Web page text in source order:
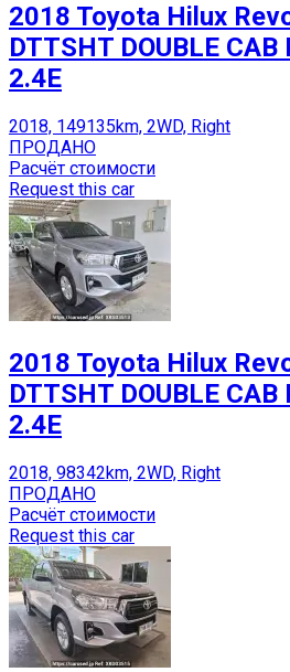
2018 Toyota Hilux
DTTSHT DOUBLE CAB
2.4E
2018, 149135km, 2WD, Right
ПРОДАНО
Расчёт стоимости
Request this car
2018 Toyota Hilux
DTTSHT DOUBLE CAB
2.4E
2018, 98342km, 2WD, Right
ПРОДАНО
Расчёт стоимости
Request this car